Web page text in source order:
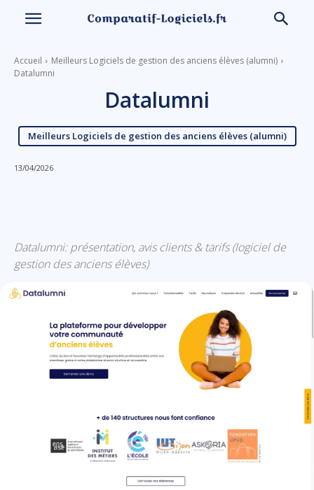
Accueil
Meilleurs Logiciels de gestion des anciens élèves (alumni)
Datalumni
Datalumni
Meilleurs Logiciels de gestion des anciens élèves (alumni)
13/04/2026
Datalumni: présentation, avis clients & tarifs (logiciel de
gestion des anciens élèves)